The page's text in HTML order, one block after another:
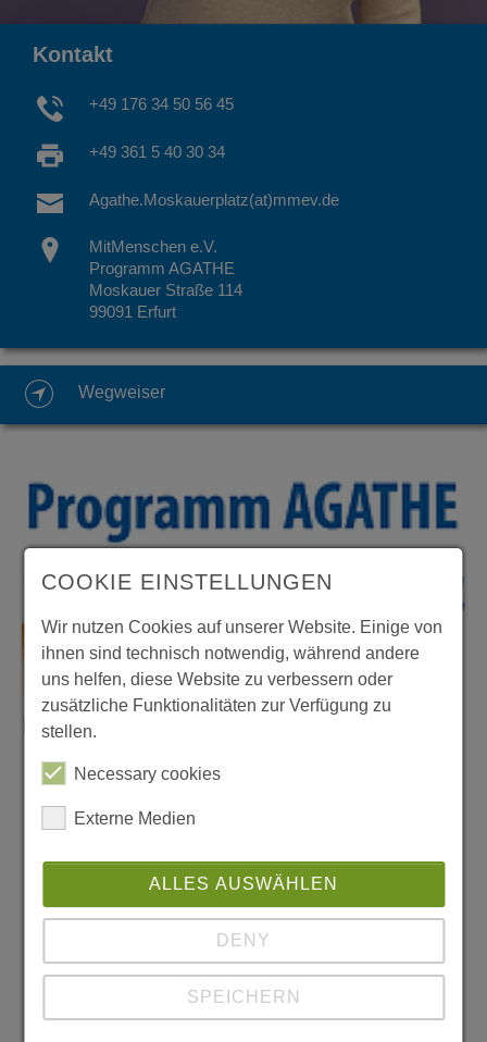
Kontakt
+49 176 34 50 56 45
+49 361 5 40 30 34
Agathe.Moskauerplatz(at)mmev.de
MitMenschen e.V.
Programm AGATHE
Moskauer Straße 114
99091 Erfurt
Wegweiser
Kontakt zu unseren Beraterinnen
COOKIE EINSTELLUNGEN
Wir nutzen Cookies auf unserer Website. Einige von
ihnen sind technisch notwendig, während andere
uns helfen, diese Website zu verbessern oder
zusätzliche Funktionalitäten zur Verfügung zu
stellen.
Necessary cookies
Externe Medien
ALLES AUSWÄHLEN
DENY
SPEICHERN